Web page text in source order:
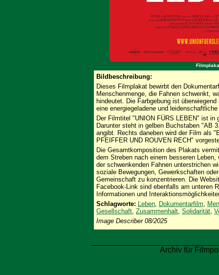
Bildbeschreibung:
Dieses Filmplakat bewirbt den
Menschenmenge, die Fahnen schwenkt,
hindeutet. Die Farbgebung ist
eine energiegeladene und
Der Filmtitel "UNION FÜRS LEBEN" ist
Darunter steht in gelben Buchstaben "AB
angibt. Rechts daneben wird der Film als
PFEIFFER UND ROUVEN RECH"
Die Gesamtkomposition des Plakats
dem Streben nach einem besseren
der schwenkenden Fahnen unterstrichen
soziale Bewegungen, Gewerkschaften
Gemeinschaft zu konzentrieren. Die
Facebook-Link sind ebenfalls am unteren
Informationen und
Schlagworte: Leben, Dokumentarfilm,
Gesellschaft, Zusammenhalt, Solidarität,
Image Describer 08/2025
Archiv für